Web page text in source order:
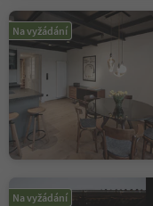
Na vyžádání
Na vyžádání